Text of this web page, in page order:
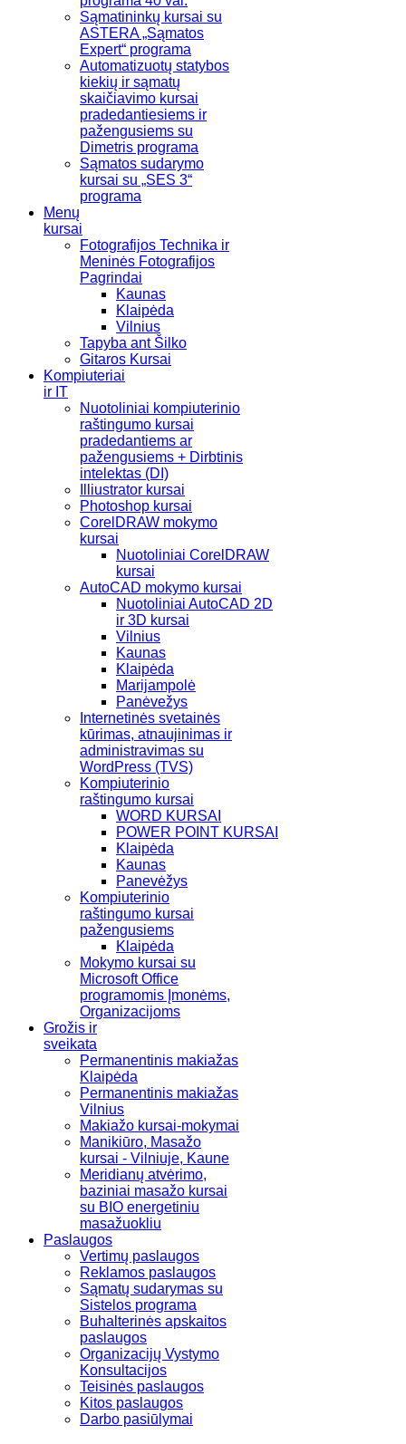
Sąmatininkų kursai su
ASTERA „Sąmatos
Expert“ programa
Automatizuotų statybos
kiekių ir sąmatų
skaičiavimo kursai
pradedantiesiems ir
pažengusiems su
Dimetris programa
Sąmatos sudarymo
kursai su „SES 3“
programa
Menų
kursai
Fotografijos Technika ir
Meninės Fotografijos
Pagrindai
Kaunas
Klaipėda
Vilnius
Tapyba ant Šilko
Gitaros Kursai
Kompiuteriai
ir IT
Nuotoliniai kompiuterinio
raštingumo kursai
pradedantiems ar
pažengusiems + Dirbtinis
intelektas (DI)
Illiustrator kursai
Photoshop kursai
CorelDRAW mokymo
kursai
Nuotoliniai CorelDRAW
kursai
AutoCAD mokymo kursai
Nuotoliniai AutoCAD 2D
ir 3D kursai
Vilnius
Kaunas
Klaipėda
Marijampolė
Panėvežys
Internetinės svetainės
kūrimas, atnaujinimas ir
administravimas su
WordPress (TVS)
Kompiuterinio
raštingumo kursai
WORD KURSAI
POWER POINT KURSAI
Klaipėda
Kaunas
Panevėžys
Kompiuterinio
raštingumo kursai
pažengusiems
Klaipėda
Mokymo kursai su
Microsoft Office
programomis Įmonėms,
Organizacijoms
Grožis ir
sveikata
Permanentinis makiažas
Klaipėda
Permanentinis makiažas
Vilnius
Makiažo kursai-mokymai
Manikiūro, Masažo
kursai - Vilniuje, Kaune
Meridianų atvėrimo,
baziniai masažo kursai
su BIO energetiniu
masažuokliu
Paslaugos
Vertimų paslaugos
Reklamos paslaugos
Sąmatų sudarymas su
Sistelos programa
Buhalterinės apskaitos
paslaugos
Organizacijų Vystymo
Konsultacijos
Teisinės paslaugos
Kitos paslaugos
Darbo pasiūlymai